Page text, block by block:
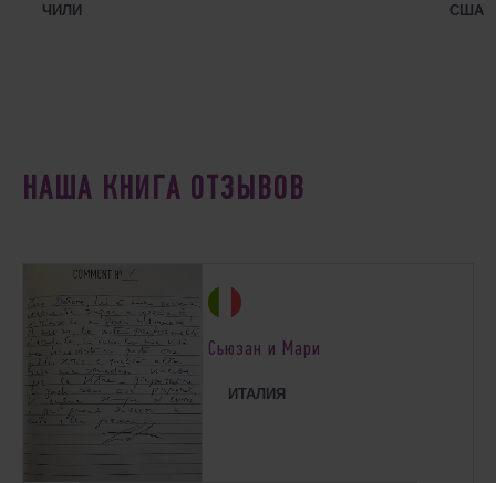
ЧИЛИ США
НАША КНИГА ОТЗЫВОВ
Сьюзан и Мари
ИТАЛИЯ